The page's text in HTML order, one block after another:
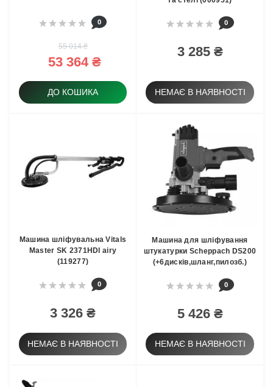
0
55 014 ₴
53 364 ₴
ДО КОШИКА
0
3 285 ₴
НЕМАЄ В НАЯВНОСТІ
Машина шліфувальна Vitals
Master SK 2371HDl airy
(119277)
0
3 326 ₴
НЕМАЄ В НАЯВНОСТІ
Машина для шліфування
штукатурки Scheppach DS200
(+6дисків,шланг,пилозб.)
0
5 426 ₴
НЕМАЄ В НАЯВНОСТІ